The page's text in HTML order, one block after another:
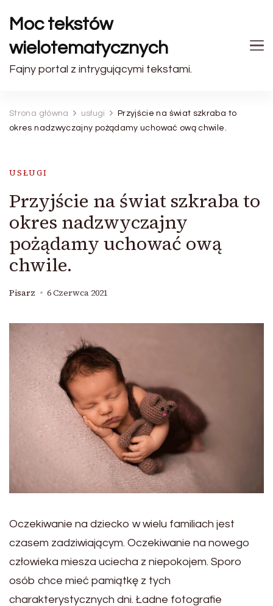
Moc tekstów
wielotematycznych
Fajny portal z intrygującymi tekstami.
Strona główna usługi
Przyjście na świat szkraba to
okres nadzwyczajny pożądamy uchować ową chwile.
USŁUGI
Przyjście na świat szkraba to
okres nadzwyczajny
pożądamy uchować ową
chwile.
Pisarz 6 Czerwca 2021
Oczekiwanie na dziecko w wielu familiach jest
czasem zadziwiającym. Oczekiwanie na nowego
człowieka miesza uciecha z niepokojem. Sporo
osób chce mieć pamiątkę z tych
charakterystycznych dni. Ładne fotografie